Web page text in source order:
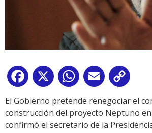
Facebook
X WhatsApp
Email
Link
El Gobierno pretende renegociar el
construcción del proyecto Neptuno
confirmó el secretario de la